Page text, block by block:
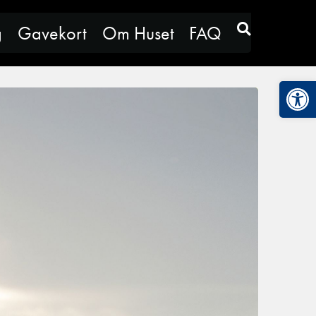
Gavekort Om Huset FAQ